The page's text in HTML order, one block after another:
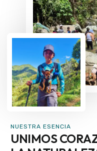
NUESTRA ESENCIA
UNIMOS